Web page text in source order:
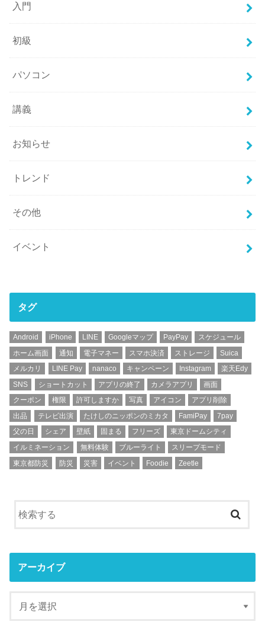
入門
初級
パソコン
講義
お知らせ
トレンド
その他
イベント
タグ
Android iPhone LINE Googleマップ PayPay
スケジュール
ホーム画面
通知 電子マネー スマホ決済 ストレージ
Suica
メルカリ
LINE Pay nanaco キャンペーン Instagram
楽天Edy
SNS
ショートカット アプリの終了 カメラアプリ
画面
クーポン
権限 許可しますか 写真 アイコン
アプリ削除
出品
テレビ出演 たけしのニッポンのミカタ FamiPay
7pay
父の日
シェア 壁紙 固まる フリーズ
東京ドームシティ
イルミネーション
無料体験 ブルーライト
スリープモード
東京都防災
防災 災害 イベント Foodie Zeetle
アーカイブ